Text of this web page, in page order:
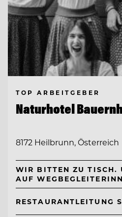
TOP ARBEITGEBER
Naturhotel
8172 Heilbrunn, Österreich
WIR BITTEN ZU TISCH.
AUF WEGBEGLEITERINN
RESTAURANTLEITUNG